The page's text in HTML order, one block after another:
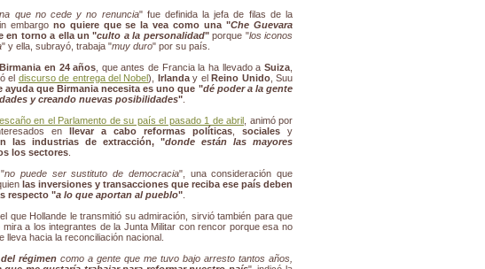
que no cede y no renuncia" fue definida la jefa de filas de la
embargo no quiere que se la vea como una "Che Guevara
en torno a ella un "culto a la personalidad"porque "los iconos
" y ella, subrayó, trabaja "muy duro" por su país.
en 24 años , que antes de Francia la ha llevado aSuiza
el discurso de entrega del Nobel), Irlanday elReino Unido, Suu
ayuda que Birmania necesita es uno que "dé poder a la gente
y creando nuevas posibilidades"
en el Parlamento de su país el pasado 1 de abril , animó por
en llevar a cabo reformas políticas sociales y
las industrias de extracción, "donde están las mayores
los sectores
no puede ser sustituto de democracia", una consideración que
las inversiones y transacciones que reciba ese país deben
respecto "a lo que aportan al pueblo"
que Hollande le transmitió su admiración, sirvió también para que
a los integrantes de la Junta Militar con rencor porque esa no
lleva hacia la reconciliación nacional.
régimen como a gente que me tuvo bajo arresto tantos años,